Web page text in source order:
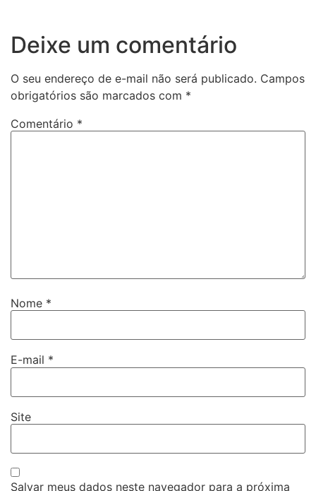
Deixe um comentário
O seu endereço de e-mail não será publicado. Campos
obrigatórios são marcados com *
Comentário *
Nome *
E-mail *
Site
Salvar meus dados neste navegador para a próxima